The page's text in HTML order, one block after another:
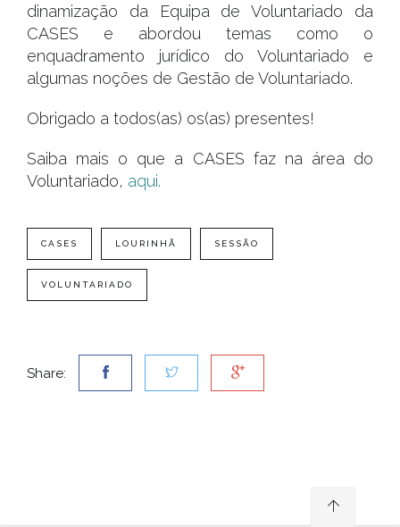
dinamização da Equipa de Voluntariado da
CASES e abordou temas como o
enquadramento jurídico do Voluntariado e
algumas noções de Gestão de Voluntariado.
Obrigado a todos(as) os(as) presentes!
Saiba mais o que a CASES faz na área do
Voluntariado, aqui.
CASES LOURINHÃ SESSÃO
VOLUNTARIADO
Share: